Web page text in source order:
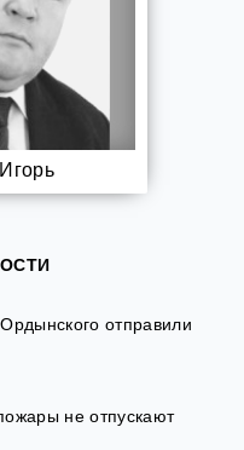
отправили
не отпускают